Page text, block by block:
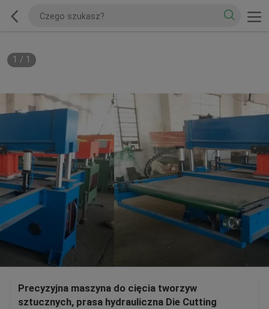
1 / 1
Precyzyjna maszyna do cięcia tworzyw
sztucznych, prasa hydrauliczna Die Cutting